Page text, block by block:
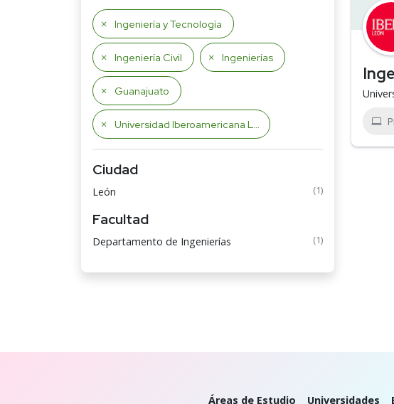
Ingeniería y Tecnología
Ingeniería Civil Ingenierías
Guanajuato
Universidad Iberoamericana León
Ciudad
León (1)
Facultad
Departamento de Ingenierías (1)
Áreas de Estudio Universidades